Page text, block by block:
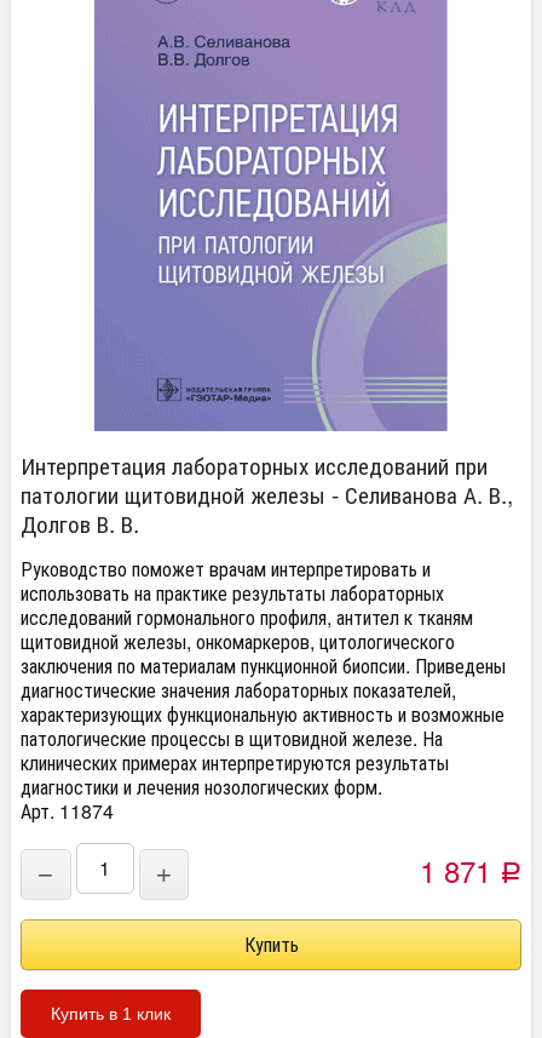
Интерпретация лабораторных исследований при
патологии щитовидной железы - Селиванова А. В.,
Долгов В. В.
Руководство поможет врачам интерпретировать и
использовать на практике результаты лабораторных
исследований гормонального профиля, антител к тканям
щитовидной железы, онкомаркеров, цитологического
заключения по материалам пункционной биопсии. Приведены
диагностические значения лабораторных показателей,
характеризующих функциональную активность и возможные
патологические процессы в щитовидной железе. На
клинических примерах интерпретируются результаты
диагностики и лечения нозологических форм.
Арт. 11874
− + 1 871 Р
Купить в 1 клик